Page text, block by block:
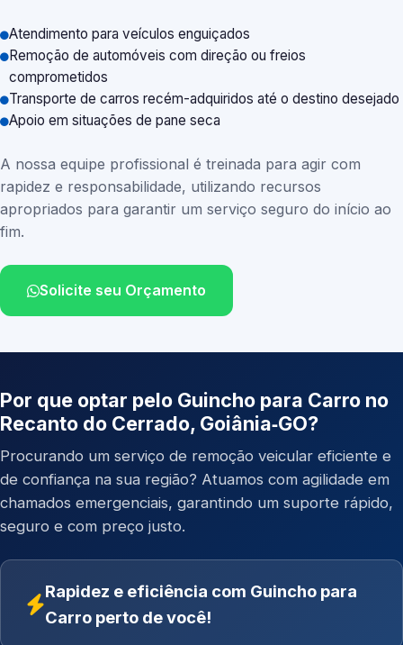
Atendimento para veículos enguiçados
Remoção de automóveis com direção ou freios
comprometidos
Transporte de carros recém-adquiridos até o destino desejado
Apoio em situações de pane seca
A nossa equipe profissional é treinada para agir com
rapidez e responsabilidade, utilizando recursos
apropriados para garantir um serviço seguro do início ao
fim.
Solicite seu Orçamento
Por que optar pelo Guincho para Carro no
Recanto do Cerrado, Goiânia‑GO?
Procurando um serviço de remoção veicular eficiente e
de confiança na sua região? Atuamos com agilidade em
chamados emergenciais, garantindo um suporte rápido,
seguro e com preço justo.
Rapidez e eficiência com Guincho para
Carro perto de você!